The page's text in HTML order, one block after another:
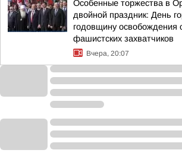
Особенные торжества в
двойной праздник: День
годовщину освобождения
фашистских захватчиков
Вчера, 20:07